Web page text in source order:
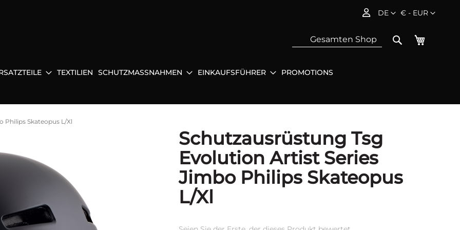
Währung
€ - EUR
Sprache
DE
Mein
Search
TEXTILIEN SCHUTZMASSNAHMEN EINKAUFSFÜHRER PROMOTIONS
Philips Skateopus L/Xl
Schutzausrüstung Tsg
Evolution Artist Series
Jimbo Philips Skateopus
L/Xl